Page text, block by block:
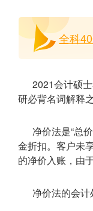
全科
2021会计硕
研必背名词解释
净价法是“总
金折扣。客户未
的净价入账，由
净价法的会计